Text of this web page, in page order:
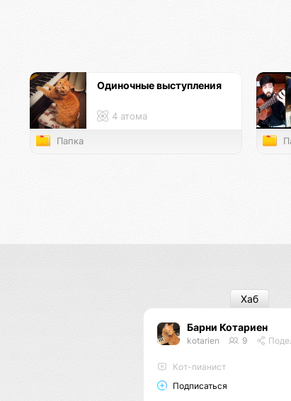
Одиночные выступления
4 атома
Папка
Барни Котариен
kotarien 9
Кот-пианист
Подписаться
Хаб